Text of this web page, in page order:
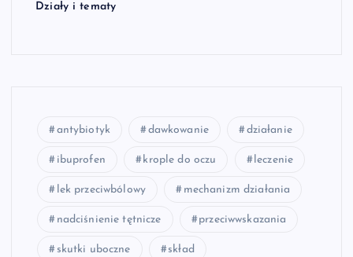
Działy i tematy
antybiotyk dawkowanie działanie
ibuprofen krople do oczu leczenie
lek przeciwbólowy mechanizm działania
nadciśnienie tętnicze przeciwwskazania
skutki uboczne skład